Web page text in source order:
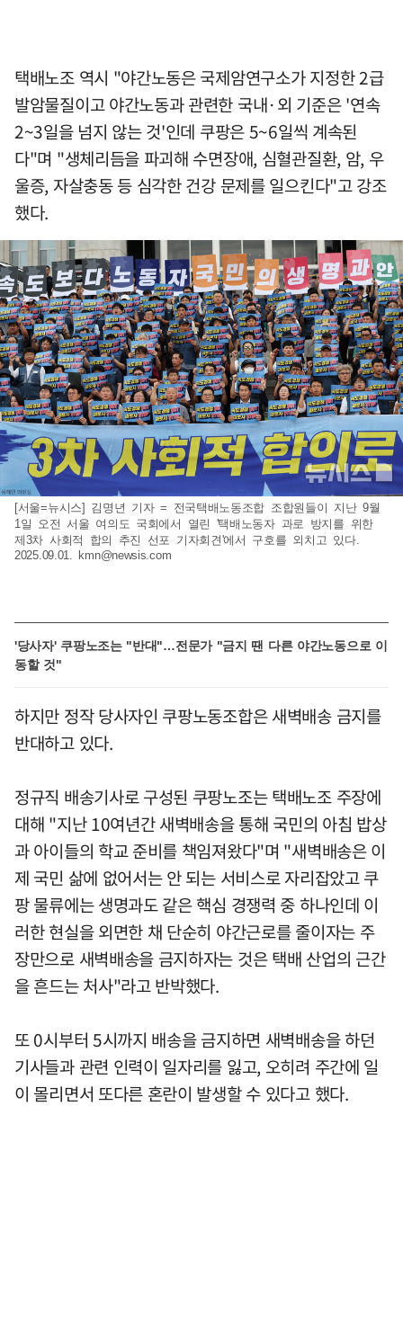
택배노조 역시 "야간노동은 국제암연구소가 지정한 2급
발암물질이고 야간노동과 관련한 국내·외 기준은 '연속
2~3일을 넘지 않는 것'인데 쿠팡은 5~6일씩 계속된
다"며 "생체리듬을 파괴해 수면장애, 심혈관질환, 암, 우
울증, 자살충동 등 심각한 건강 문제를 일으킨다"고 강조
했다.
[서울=뉴시스] 김명년 기자 = 전국택배노동조합 조합원들이 지난 9월
1일 오전 서울 여의도 국회에서 열린 '택배노동자 과로 방지를 위한
제3차 사회적 합의 추진 선포 기자회견'에서 구호를 외치고 있다.
2025.09.01. kmn@newsis.com
'당사자' 쿠팡노조는 "반대"…전문가 "금지 땐 다른 야간노동으로 이
동할 것"
하지만 정작 당사자인 쿠팡노동조합은 새벽배송 금지를
반대하고 있다.
정규직 배송기사로 구성된 쿠팡노조는 택배노조 주장에
대해 "지난 10여년간 새벽배송을 통해 국민의 아침 밥상
과 아이들의 학교 준비를 책임져왔다"며 "새벽배송은 이
제 국민 삶에 없어서는 안 되는 서비스로 자리잡았고 쿠
팡 물류에는 생명과도 같은 핵심 경쟁력 중 하나인데 이
러한 현실을 외면한 채 단순히 야간근로를 줄이자는 주
장만으로 새벽배송을 금지하자는 것은 택배 산업의 근간
을 흔드는 처사"라고 반박했다.
또 0시부터 5시까지 배송을 금지하면 새벽배송을 하던
기사들과 관련 인력이 일자리를 잃고, 오히려 주간에 일
이 몰리면서 또다른 혼란이 발생할 수 있다고 했다.